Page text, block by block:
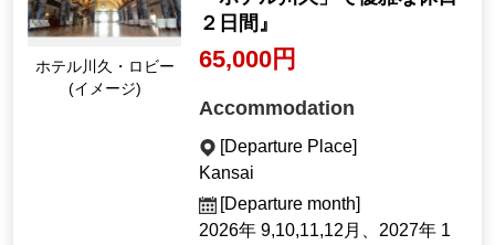
ホテル川久・ロビー
(イメージ)
２日間』
65,000円
Accommodation
[Departure Place]
Kansai
[Departure month]
2026年 9,10,11,12月、2027年 1